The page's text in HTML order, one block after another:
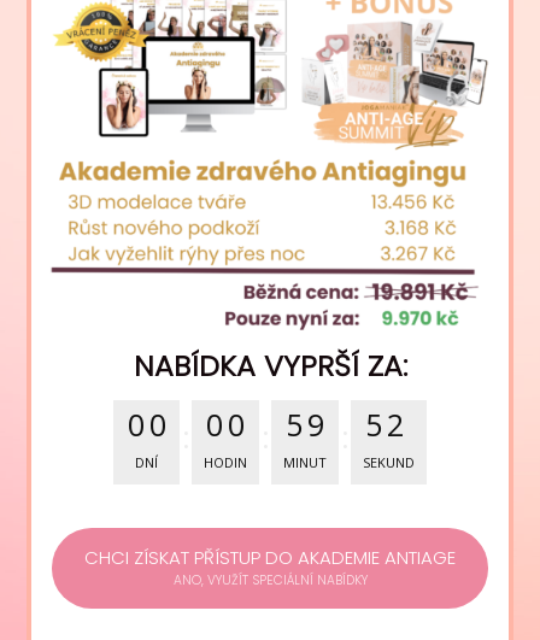
NABÍDKA VYPRŠÍ ZA:
00
DNÍ
00
HODIN
59
MINUT
51
SEKUND
CHCI ZÍSKAT PŘÍSTUP DO AKADEMIE ANTIAGE
ANO, VYUŽÍT SPECIÁLNÍ NABÍDKY